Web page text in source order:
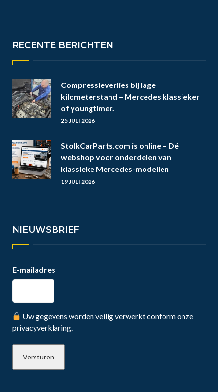
RECENTE BERICHTEN
Compressieverlies bij lage
kilometerstand – Mercedes klassieker
of youngtimer.
25 JULI 2026
StolkCarParts.com is online – Dé
webshop voor onderdelen van
klassieke Mercedes-modellen
19 JULI 2026
NIEUWSBRIEF
E-mailadres
Uw gegevens worden veilig verwerkt conform onze
privacyverklaring.